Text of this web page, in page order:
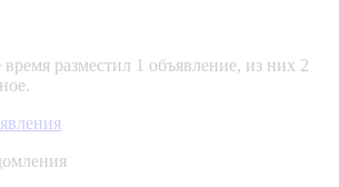
время разместил 1 объявление, из них 2